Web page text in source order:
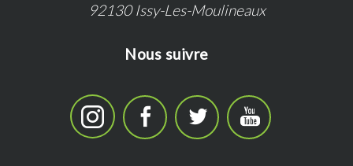
92130 Issy-Les-Moulineaux
Nous suivre